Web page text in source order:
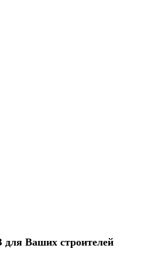
для Ваших строителей